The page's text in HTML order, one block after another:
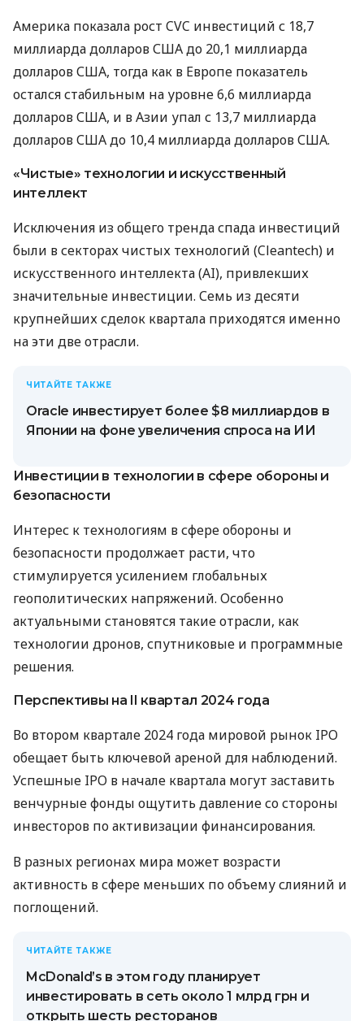
Америка показала рост CVC инвестиций с 18,7
миллиарда долларов США до 20,1 миллиарда
долларов США, тогда как в Европе показатель
остался стабильным на уровне 6,6 миллиарда
долларов США, и в Азии упал с 13,7 миллиарда
долларов США до 10,4 миллиарда долларов США.
«Чистые» технологии и искусственный
интеллект
Исключения из общего тренда спада инвестиций
были в секторах чистых технологий (Cleantech) и
искусственного интеллекта (AI), привлекших
значительные инвестиции. Семь из десяти
крупнейших сделок квартала приходятся именно
на эти две отрасли.
ЧИТАЙТЕ ТАКЖЕ
Oracle инвестирует более $8 миллиардов в
Японии на фоне увеличения спроса на ИИ
Инвестиции в технологии в сфере обороны и
безопасности
Интерес к технологиям в сфере обороны и
безопасности продолжает расти, что
стимулируется усилением глобальных
геополитических напряжений. Особенно
актуальными становятся такие отрасли, как
технологии дронов, спутниковые и программные
решения.
Перспективы на II квартал 2024 года
Во втором квартале 2024 года мировой рынок IPO
обещает быть ключевой ареной для наблюдений.
Успешные IPO в начале квартала могут заставить
венчурные фонды ощутить давление со стороны
инвесторов по активизации финансирования.
В разных регионах мира может возрасти
активность в сфере меньших по объему слияний и
поглощений.
ЧИТАЙТЕ ТАКЖЕ
McDonald’s в этом году планирует
инвестировать в сеть около 1 млрд грн и
открыть шесть ресторанов